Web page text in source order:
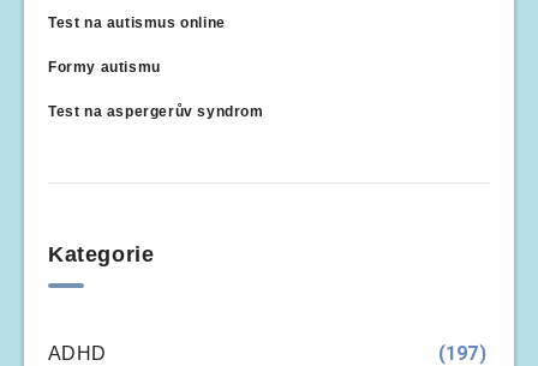
Test na autismus online
Formy autismu
Test na aspergerův syndrom
Kategorie
ADHD (197)